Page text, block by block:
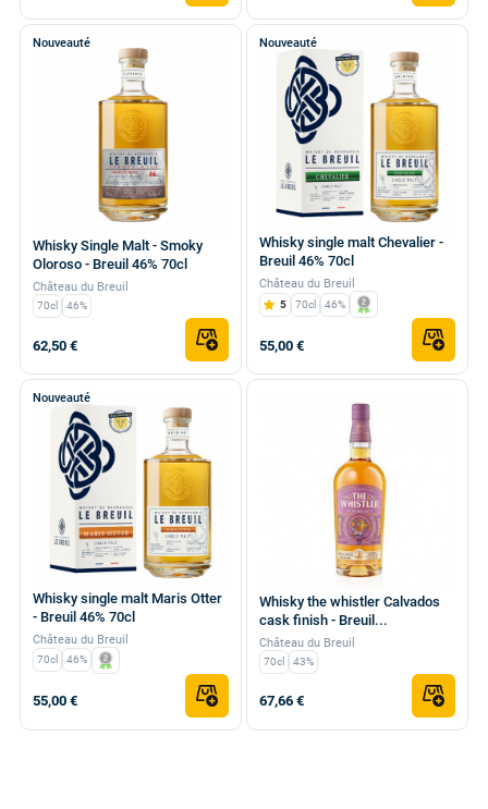
Nouveauté
Whisky Single Malt - Smoky
Oloroso - Breuil 46% 70cl
Château du Breuil
70cl 46%
62,50 €
Nouveauté
Whisky single malt Chevalier -
Breuil 46% 70cl
Château du Breuil
5 70cl 46%
55,00 €
Nouveauté
Whisky single malt Maris Otter
- Breuil 46% 70cl
Château du Breuil
70cl 46%
55,00 €
Whisky the whistler Calvados
cask finish - Breuil...
Château du Breuil
70cl 43%
67,66 €